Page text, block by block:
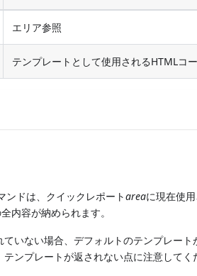
エリア参照
テンプレートとして使用されるHTMLコ
ドは、クイックレポートareaに現在使
内容が納められます。
いない場合、デフォルトのテンプレー
ンプレートが返されない点に注意してく